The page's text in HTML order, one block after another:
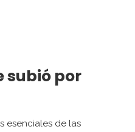
subió por
esenciales de las